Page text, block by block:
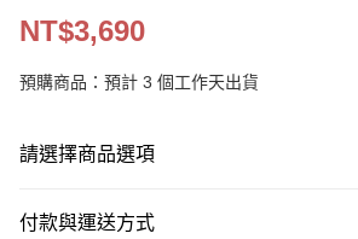
NT$3,690
預購商品：預計 3 個工作天出貨
請選擇商品選項
付款與運送方式